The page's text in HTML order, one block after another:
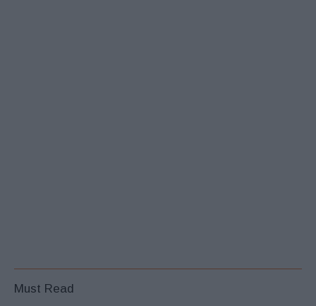
Must Read